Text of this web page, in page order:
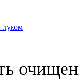
луком